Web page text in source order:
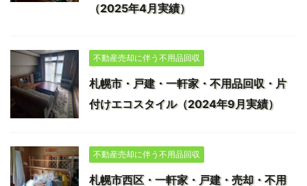
（2025年4月実績）
不動産売却に伴う不用品回収
札幌市・戸建・一軒家・不用品回収・片
付けエコスタイル（2024年9月実績）
不動産売却に伴う不用品回収
札幌市西区・一軒家・戸建・売却・不用